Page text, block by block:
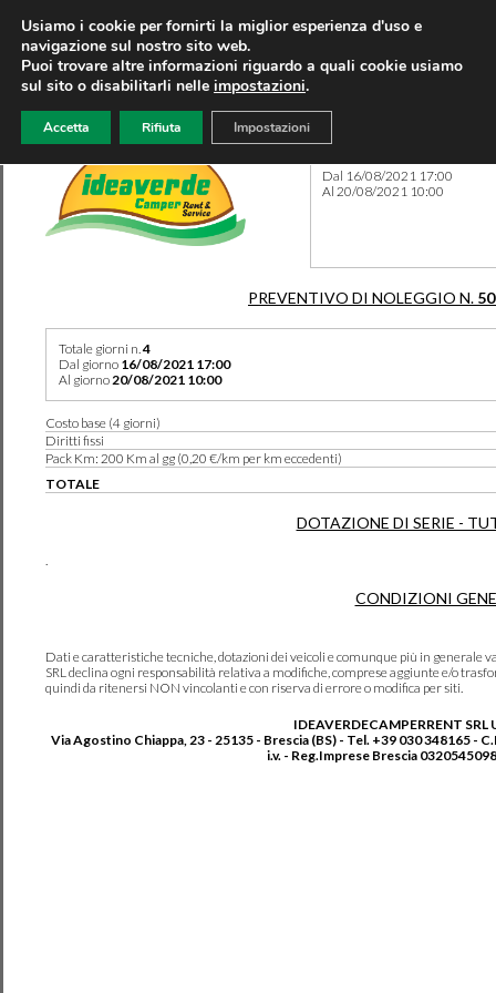
Dal 16/08/2021 17:00
Al 20/08/2021 10:00
PREVENTIVO DI NOLEGGIO N.
Totale giorni n.4
Dal giorno 16/08/2021 17:00
Al giorno20/08/2021 10:00
Costo base (4 giorni)
Diritti fissi
Pack Km: 200 Km al gg (0,20 €/km per km eccedenti)
TOTALE
DOTAZIONE DI SERIE -
.
CONDIZIONI
Dati e caratteristiche tecniche, dotazioni dei veicoli e comunque più in generale
SRL declina ogni responsabilità relativa a modifiche, comprese aggiunte e/o
quindi da ritenersi NON vincolanti e con riserva di errore o modifica per siti.
IDEAVERDECAMPERRENT SRL
Via Agostino Chiappa, 23 - 25135 - Brescia (BS) - Tel. +39 030 348165 -
i.v. - Reg.Imprese Brescia
Usiamo i cookie per fornirti la miglior esperienza d'uso e
navigazione sul nostro sito web.
Puoi trovare altre informazioni riguardo a quali cookie usiamo
sul sito o disabilitarli nelle impostazioni.
Accetta Rifiuta Impostazioni